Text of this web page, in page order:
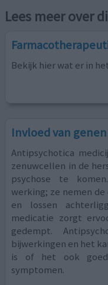
Lees meer over
Bekijk hier wat er in
Invloed van
Antipsychotica
zenuwcellen in de
psychose te
werking; ze nemen
en lossen
medicatie zorgt
gedempt.
bijwerkingen en het
is of het ook
symptomen.